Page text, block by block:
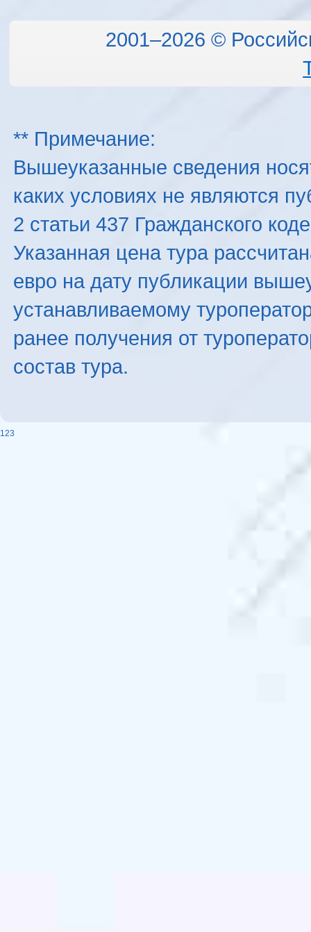
2001–2026 ©
** Примечание:
Вышеуказанные сведения
каких условиях не являются
2 статьи 437 Гражданского
Указанная цена тура
евро на дату публикации
устанавливаемому
ранее получения от
состав тура.
123